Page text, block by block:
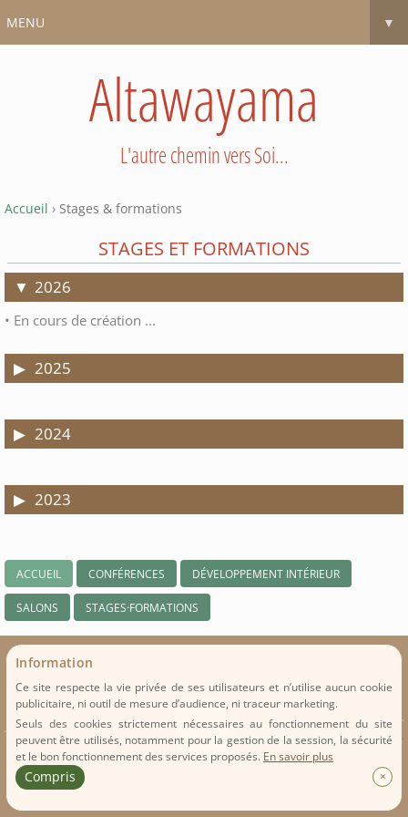
Information
Ce site respecte la vie privée de ses utilisateurs et n’utilise aucun cookie
publicitaire, ni outil de mesure d’audience, ni traceur marketing.
Seuls des cookies strictement nécessaires au fonctionnement du site
peuvent être utilisés, notamment pour la gestion de la session, la sécurité
et le bon fonctionnement des services proposés. En savoir plus
Compris ×
MENU ▼
Altawayama
L'autre chemin vers Soi...
Accueil › Stages & formations
STAGES ET FORMATIONS
2026
• En cours de création ...
2025
2024
2023
ACCUEIL CONFÉRENCES DÉVELOPPEMENT INTÉRIEUR
SALONS STAGES·FORMATIONS
Altawayama
© 2026 tous droits réservés
Partenaires•Mentions légales